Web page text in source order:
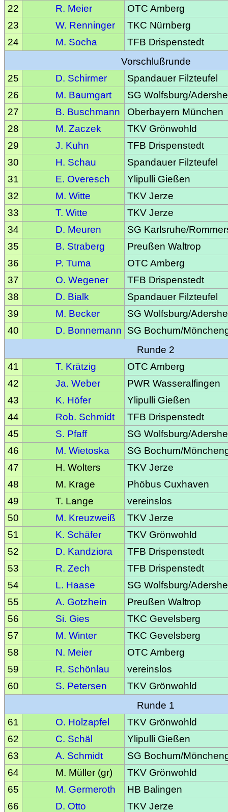
22 R. Meier
OTC Amberg
23
W. Renninger
TKC Nürnberg
24
M. Socha
TFB Drispenstedt
Vorschlußrunde
25
D. Schirmer
Spandauer Filzteufel
26
M. Baumgart
SG Wolfsburg/
27
B. Buschmann
Oberbayern München
28
M. Zaczek
TKV Grönwohld
29
J. Kuhn
TFB Drispenstedt
30
H. Schau
Spandauer Filzteufel
31
E. Overesch
Ylipulli Gießen
32
M. Witte
TKV Jerze
33
T. Witte
TKV Jerze
34
D. Meuren
SG Karlsruhe/
35
B. Straberg
Preußen Waltrop
36
P. Tuma
OTC Amberg
37
O. Wegener
TFB Drispenstedt
38
D. Bialk
Spandauer Filzteufel
39
M. Becker
SG Wolfsburg/
40
D. Bonnemann
SG Bochum/
Runde 2
41
T. Krätzig
OTC Amberg
42
Ja. Weber
PWR Wasseralfingen
43
K. Höfer
Ylipulli Gießen
44
Rob. Schmidt
TFB Drispenstedt
45
S. Pfaff
SG Wolfsburg/
46
M. Wietoska
SG Bochum/
47
H. Wolters
TKV Jerze
48
M. Krage
Phöbus Cuxhaven
49
T. Lange
vereinslos
50
M. Kreuzweiß
TKV Jerze
51
K. Schäfer
TKV Grönwohld
52
D. Kandziora
TFB Drispenstedt
53
R. Zech
TFB Drispenstedt
54
L. Haase
SG Wolfsburg/
55
A. Gotzhein
Preußen Waltrop
56
Si. Gies
TKC Gevelsberg
57
M. Winter
TKC Gevelsberg
58
N. Meier
OTC Amberg
59
R. Schönlau
vereinslos
60
S. Petersen
TKV Grönwohld
Runde 1
61
O. Holzapfel
TKV Grönwohld
62
C. Schäl
Ylipulli Gießen
63
A. Schmidt
SG Bochum/
64
M. Müller (gr)
TKV Grönwohld
65
M. Germeroth
HB Balingen
66
D. Otto
TKV Jerze